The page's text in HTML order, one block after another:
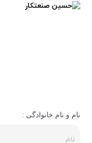
نام و نام خانوادگی :